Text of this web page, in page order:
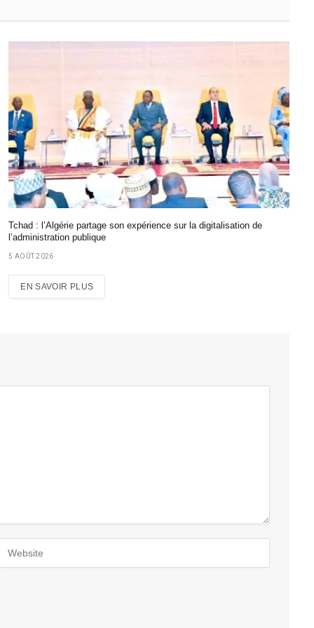
Tchad : l’Algérie partage son expérience sur la digitalisation de
l’administration publique
5 AOÛT 2026
EN SAVOIR PLUS